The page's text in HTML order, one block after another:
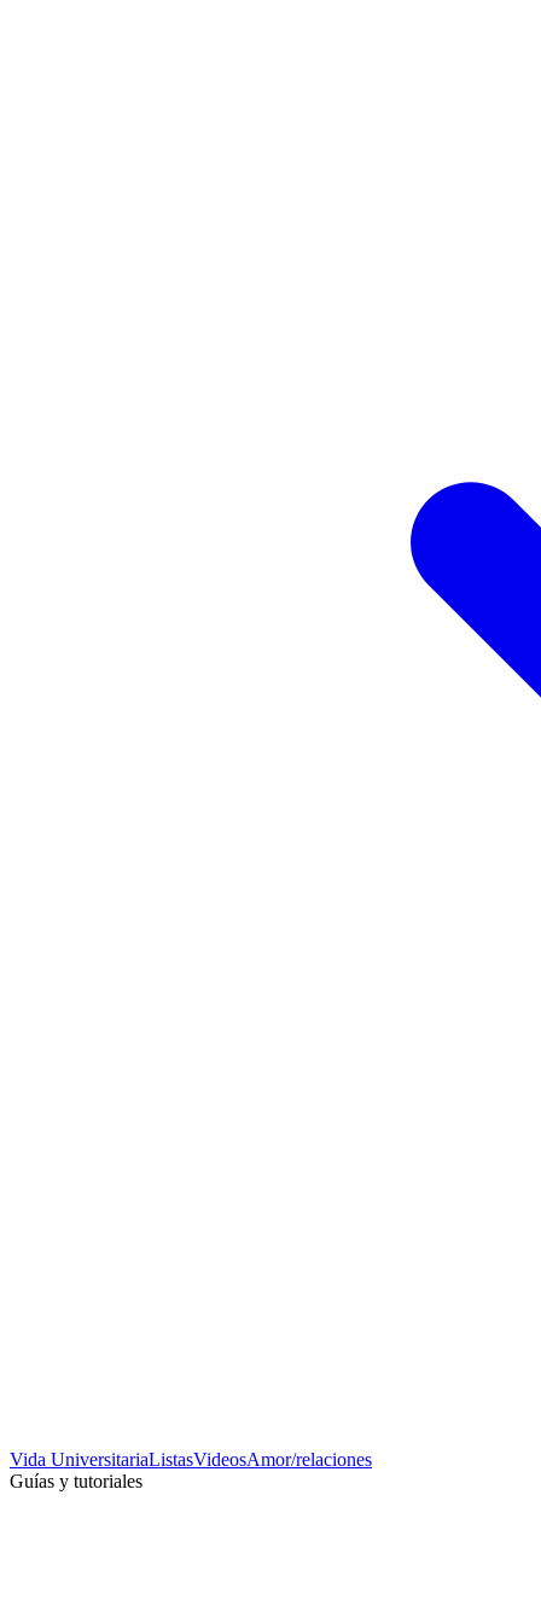
Vida UniversitariaListasVideosAmor/relaciones
Guías y tutoriales